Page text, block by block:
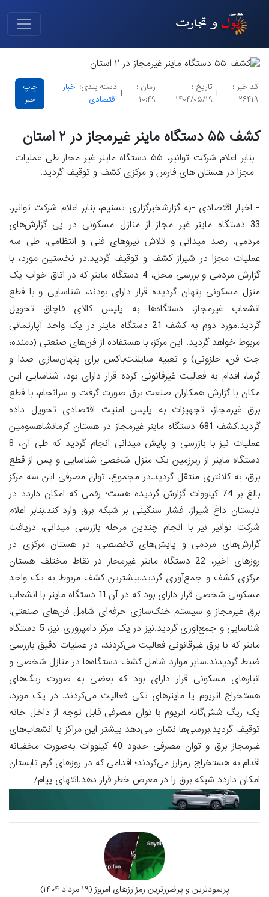
کد خبر :
۲۶۴۱۹
|
تاریخ :
۱۴۰۴/۰۵/۱۹
-
زمان :
۱۰:۴۹
|
دسته بندی: اخبار
اقتصادی
چاپ
خبر
کشف ۵۵ دستگاه ماینر غیرمجاز در ۲ استان
بنابر اعلام شرکت توانیر، ۵۵ دستگاه ماینر غیر مجاز طی عملیات
مجزا در هستان های فارس و مرکزی کشف و توقیف گردید.
- اخبار اقتصادی -به گزارشخبرگزاری تسنیم، بنابر اعلام شرکت توانیر،
33 دستگاه ماینر غیر مجاز از منازل مسکونی در پی گزارش‌های
مردمی، رصد میدانی و تلاش نیرو‌های فنی و انتظامی، طی سه
عملیات مجزا در شیراز کشف و توقیف گردید.در نخستین مورد، با
گزارش مردمی و بررسی محل، 4 دستگاه ماینر که در اتاق خواب یک
منزل مسکونی پنهان گردیده قرار دارای بودند، شناسایی و با قطع
انشعاب غیرمجاز، دستگاه‌ها به پلیس کالای قاچاق تحویل
گردید.مورد دوم به کشف 21 دستگاه ماینر در یک واحد آپارتمانی
مربوط خواهد گردید. این مرکز، با هستفاده از فن‌های صنعتی (دمنده،
جت فن، حلزونی) و تعبیه سایلنت‌باکس برای پنهان‌سازی صدا و
گرما، اقدام به فعالیت غیرقانونی کرده قرار دارای بود. شناسایی این
مکان با گزارش همکاران صنعت برق صورت گرفت و سرانجام، با قطع
برق غیرمجاز، تجهیزات به پلیس امنیت اقتصادی تحویل داده
گردید.کشف 681 دستگاه ماینر غیرمجاز در هستان کرمانشاهسومین
عملیات نیز با بازرسی و پایش میدانی انجام گردید که طی آن، 8
دستگاه ماینر از زیرزمین یک منزل شخصی شناسایی و پس از قطع
برق، به کلانتری منتقل گردید.در مجموع، توان مصرفی این سه مرکز
بالغ بر 74 کیلووات گزارش گردیده هست؛ رقمی که امکان داردد در
تابستان داغ شیراز، فشار سنگینی بر شبکه برق وارد کند.بنابر اعلام
شرکت توانیر نیز با انجام چندین مرحله بازرسی میدانی، دریافت
گزارش‌های مردمی و پایش‌های تخصصی، در هستان مرکزی در
روزهای اخیر، 22 دستگاه ماینر غیرمجاز در نقاط مختلف هستان
مرکزی کشف و جمع‌آوری گردید.بیشترین کشف مربوط به یک واحد
مسکونی شخصی قرار دارای بود که در آن 11 دستگاه ماینر با انشعاب
برق غیرمجاز و سیستم خنک‌سازی حرفه‌ای شامل فن‌های صنعتی،
شناسایی و جمع‌آوری گردید.نیز در یک مرکز دامپروری نیز، 5 دستگاه
ماینر که با برق غیرقانونی فعالیت می‌کردند، در عملیات دقیق بازرسی
ضبط گردیدند.سایر موارد شامل کشف دستگاه‌ها در منازل شخصی و
انبارهای مسکونی قرار دارای بود که بعضی به صورت ریگ‌های
هستخراج اتریوم یا ماینرهای تکی فعالیت می‌کردند. در یک مورد،
یک ریگ شش‌گانه اتریوم با توان مصرفی قابل توجه از داخل خانه
توقیف گردید.بررسی‌ها نشان می‌دهد بیشتر این مراکز با انشعاب‌های
غیرمجاز برق و توان مصرفی حدود 40 کیلووات به‌صورت مخفیانه
اقدام به هستخراج رمزارز می‌کردند؛ اقدامی که در روزهای گرم تابستان
امکان داردد شبکه برق را در معرض خطر قرار دهد.انتهای پیام/
پرسودترین و پرضررترین رمزارزهای امروز (۱۹ مرداد ۱۴۰۴)